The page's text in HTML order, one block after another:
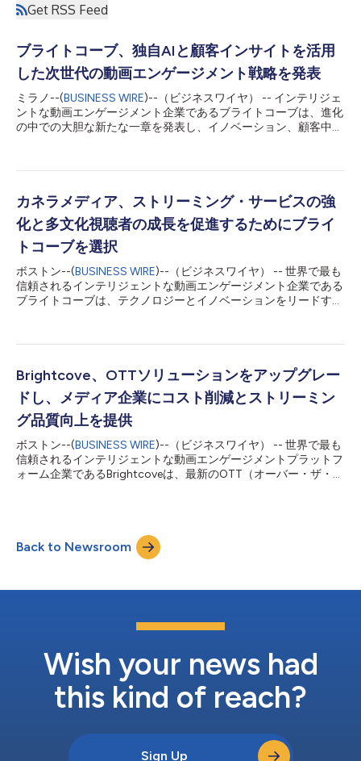
Get RSS Feed
ブライトコーブ、独自AIと顧客インサイトを活用
した次世代の動画エンゲージメント戦略を発表
ミラノ--(BUSINESS WIRE)--（ビジネスワイヤ） -- インテリジェ
ントな動画エンゲージメント企業であるブライトコーブは、進化
の中での大胆な新たな一章を発表し、イノベーション、顧客中心
を受け、強力な独自AIテクノロジーを統合したブライトコーブ
えるべく、プラットフォームを一新しています。 これは、ブラ
イトコーブが製品開発に取り組む姿勢における戦略的な進化であ
り、最先端のイノベーションとユーザー体験の品質に絶え間なく
注力する姿勢のバランスを重視しています。同社は、自社で開発
した新しいAI搭載機能、強化された収益化ツール、より直感的な
ユーザー体験など、顧客にとって最も重要な分野に投資を進めて
います。 ブライトコーブの新たな方向性は、業界や地域、ユー
スケースを超えた50以上の顧客との広範な協力の成果です。こ
カネラメディア、ストリーミング・サービスの強
化と多文化視聴者の成長を促進するためにブライ
トコーブを選択
ボストン--(BUSINESS WIRE)--（ビジネスワイヤ） -- 世界で最も
信頼されるインテリジェントな動画エンゲージメント企業である
ブライトコーブは、テクノロジーとイノベーションをリードする
ップを拡大することを発表しました。カネラメディアは、エミー
リーミング機能の強化、サービスの拡張、視聴者とのエンゲージ
メントの深化を図り、成長を促進していきます。 6000万人以上
のユーザを持つカネラメディアは、米国のヒスパニック系視聴者
に良質のコンテンツを配信しています。同社は3万5000時間以
上のコンテンツを保有し、AVODプラットフォームである
Canela.TVを通じて多文化視聴者に文化的に関連性の高いコンテ
ンツを提供するメディアのリーダーとしての地位を確立してきま
したが、ターゲットをさらに拡大するために、ブライトコーブを
Brightcove、OTTソリューションをアップグレー
ドし、メディア企業にコスト削減とストリーミン
グ品質向上を提供
ボストン--(BUSINESS WIRE)--（ビジネスワイヤ） -- 世界で最も
信頼されるインテリジェントな動画エンゲージメントプラットフ
ォーム企業であるBrightcoveは、最新のOTT（オーバー・ザ・ト
Brightcoveの新たなOTT機能は、メディア企業、ストリーマー、
スポーツリーグ、ブランドがコンテンツを収益化し、視聴者やサ
ブスクライバーを拡大し、ビジネスをスケールしやすく、かつコ
Brightcove OTTソリューションは、成長に応じた柔軟なアプリ
れるように設計されています。加速されたデザイン、オンボーデ
ィング、ローンチプロセスにより、Brightcove OTTはストリー
OTTソリューションは、40%低いエントリ...
Back to Newsroom
Wish your news had
this kind of reach?
Sign Up